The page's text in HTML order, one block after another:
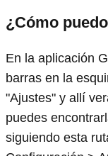
¿Cómo
En la aplicación
barras en la
"Ajustes" y allí
puedes
siguiendo esta